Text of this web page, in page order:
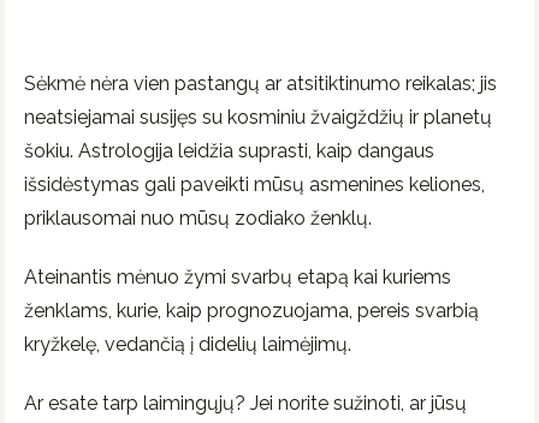
Sėkmė nėra vien pastangų ar atsitiktinumo reikalas; jis
neatsiejamai susijęs su kosminiu žvaigždžių ir planetų
šokiu. Astrologija leidžia suprasti, kaip dangaus
išsidėstymas gali paveikti mūsų asmenines keliones,
priklausomai nuo mūsų zodiako ženklų.
Ateinantis mėnuo žymi svarbų etapą kai kuriems
ženklams, kurie, kaip prognozuojama, pereis svarbią
kryžkelę, vedančią į didelių laimėjimų.
Ar esate tarp laimingųjų? Jei norite sužinoti, ar jūsų